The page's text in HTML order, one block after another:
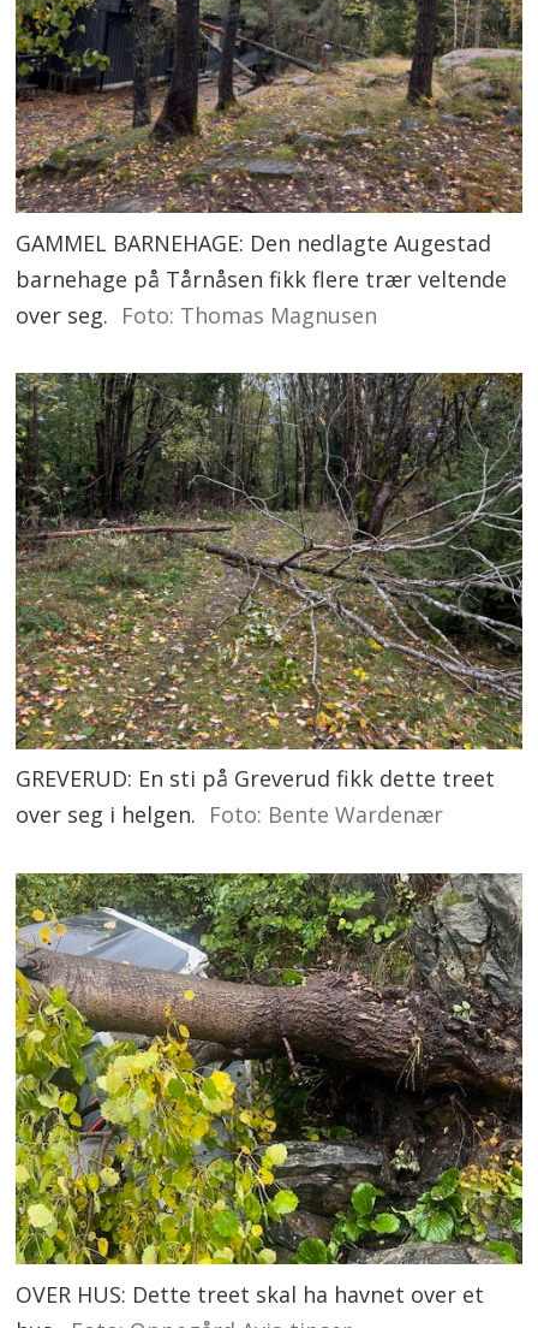
GAMMEL BARNEHAGE: Den nedlagte Augestad
barnehage på Tårnåsen fikk flere trær veltende
over seg. Foto: Thomas Magnusen
GREVERUD: En sti på Greverud fikk dette treet
over seg i helgen. Foto: Bente Wardenær
OVER HUS: Dette treet skal ha havnet over et